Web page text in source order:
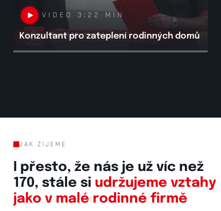
rodinných domů
VIDEO 3:48
Jak se pracuje v
JAK ŽIJEME
I přesto, že nás je už víc než
170, stále si udržujeme vztahy
jako v malé rodinné firmě